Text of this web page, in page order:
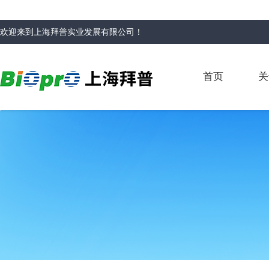
欢迎来到 上海拜普实业发展有限公司 ！
首页